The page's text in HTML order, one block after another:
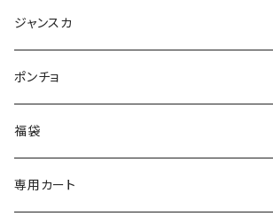
リブ
ノースリーブ
ポンチョ
ドッキング
カシュクール
ノースリーブ
スリット
フラワー柄
パイピング
フェイクレザー
ボア
トレンチコート
シャツ
スウェット
ダンボール
バルーン
サテン
ジャンスカ
ポンチョ
福袋
専用カート